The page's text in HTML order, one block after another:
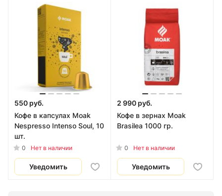
550 руб.
Кофе в капсулах Moak
Nespresso Intenso Soul, 10
шт.
0 Нет в наличии
Уведомить
2 990 руб.
Кофе в зернах Moak
Brasilea 1000 гр.
0 Нет в наличии
Уведомить